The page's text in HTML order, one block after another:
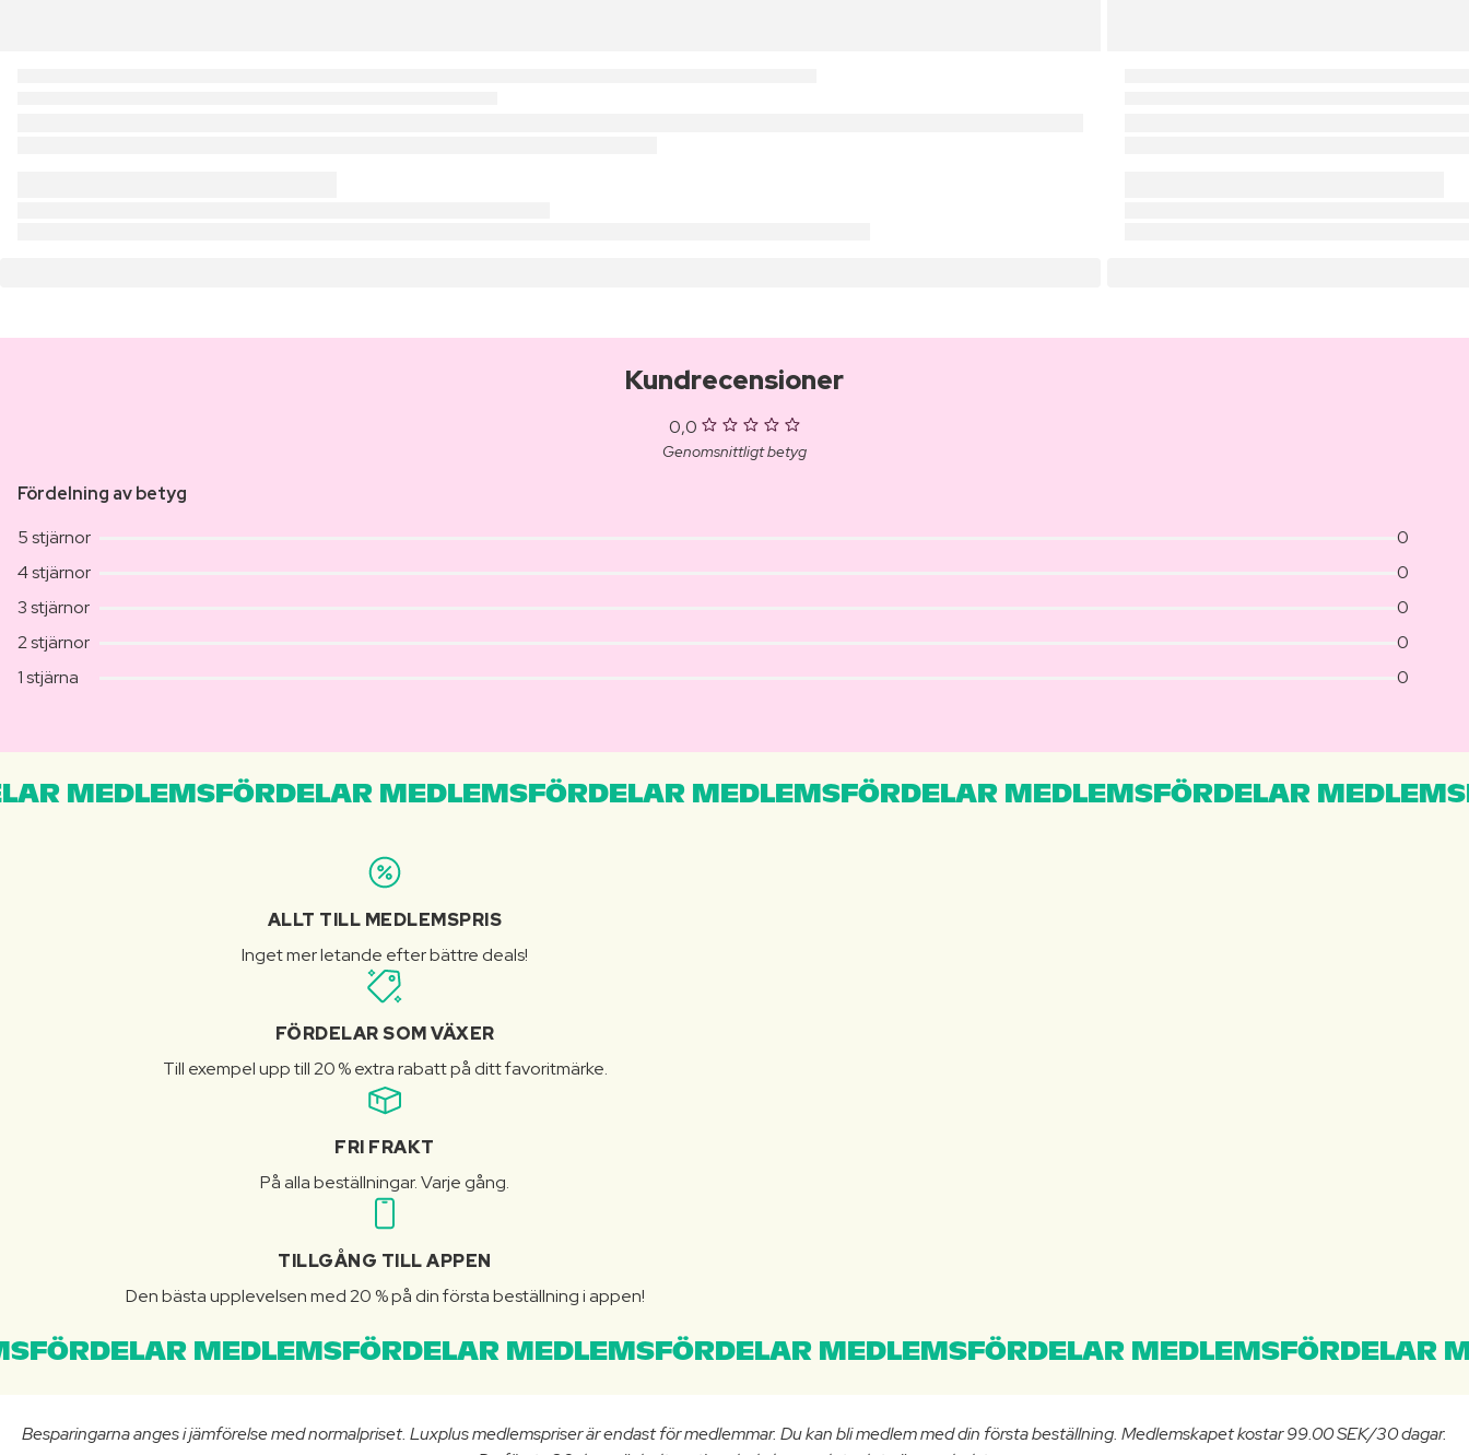
Kundrecensioner
0,0
Genomsnittligt betyg
Fördelning av betyg
5 stjärnor
0
4 stjärnor
0
3 stjärnor
0
2 stjärnor
0
1 stjärna
0
MEDLEMSFÖRDELAR MEDLEMSFÖRDELAR MEDLEMSFÖRDELAR MEDLEMSFÖRDELAR
ALLT TILL MEDLEMSPRIS
Inget mer letande efter bättre deals!
FÖRDELAR SOM VÄXER
Till exempel upp till 20 % extra rabatt på ditt favoritmärke.
FRI FRAKT
På alla beställningar. Varje gång.
TILLGÅNG TILL APPEN
Den bästa upplevelsen med 20 % på din första beställning i appen!
MEDLEMSFÖRDELAR MEDLEMSFÖRDELAR MEDLEMSFÖRDELAR
Besparingarna anges i jämförelse med normalpriset. Luxplus medlemspriser är endast för medlemmar. Du kan bli medlem med din första beställning. Medlemskapet kostar 99.00 SEK/30 dagar.